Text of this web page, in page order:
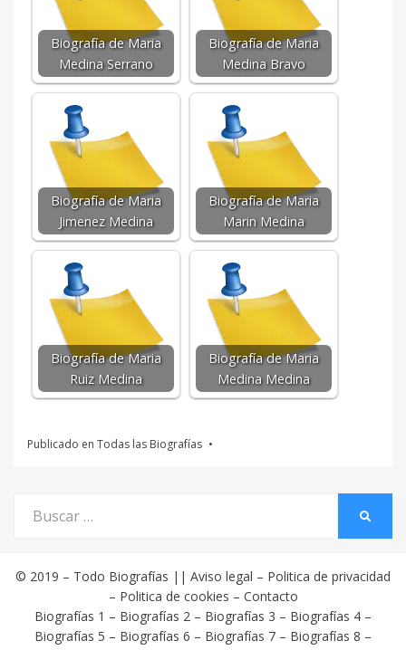
Biografía de Maria
Medina Serrano
Biografía de Maria
Medina Bravo
Biografía de Maria
Jimenez Medina
Biografía de Maria
Marin Medina
Biografía de Maria
Ruiz Medina
Biografía de Maria
Medina Medina
Publicado en Todas las Biografías
por:
© 2019 – Todo Biografías || Aviso legal – Politica de privacidad
– Politica de cookies – Contacto
Biografías 1 – Biografías 2 – Biografías 3 – Biografías 4 –
Biografías 5 – Biografías 6 – Biografías 7 – Biografías 8 –